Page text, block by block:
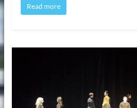
Read more